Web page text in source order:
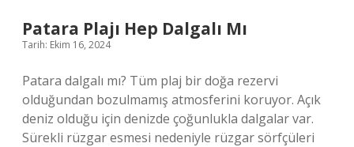
Patara Plajı Hep Dalgalı Mı
Tarih: Ekim 16, 2024
Patara dalgalı mı? Tüm plaj bir doğa rezervi
olduğundan bozulmamış atmosferini koruyor. Açık
deniz olduğu için denizde çoğunlukla dalgalar var.
Sürekli rüzgar esmesi nedeniyle rüzgar sörfçüleri